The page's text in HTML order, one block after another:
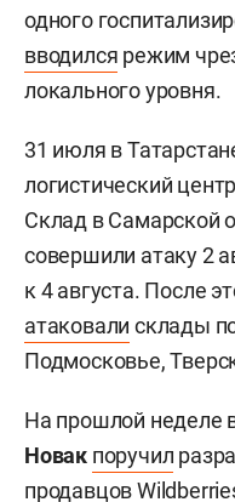
одного
вводился режим
локального уровня.
31 июля в
логистический
Склад в Самарской
совершили атаку 2
к 4 августа. После
атаковали склады
Подмосковье,
На прошлой неделе
Новак поручил
продавцов